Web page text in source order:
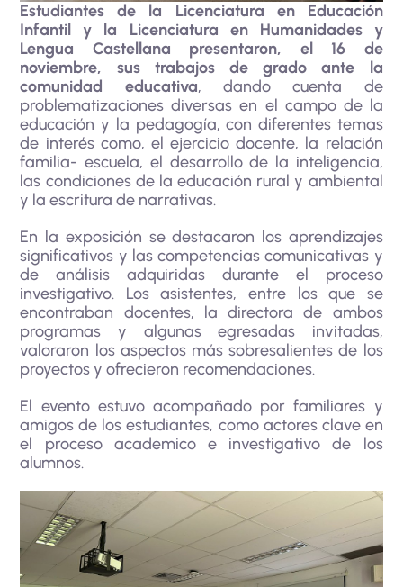
Estudiantes de la Licenciatura en Educación
Infantil y la Licenciatura en Humanidades y
Lengua Castellana presentaron, el 16 de
noviembre, sus trabajos de grado ante la
comunidad educativa, dando cuenta de
problematizaciones diversas en el campo de la
educación y la pedagogía, con diferentes temas
de interés como, el ejercicio docente, la relación
familia- escuela, el desarrollo de la inteligencia,
las condiciones de la educación rural y ambiental
y la escritura de narrativas.
En la exposición se destacaron los aprendizajes
significativos y las competencias comunicativas y
de análisis adquiridas durante el proceso
investigativo. Los asistentes, entre los que se
encontraban docentes, la directora de ambos
programas y algunas egresadas invitadas,
valoraron los aspectos más sobresalientes de los
proyectos y ofrecieron recomendaciones.
El evento estuvo acompañado por familiares y
amigos de los estudiantes, como actores clave en
el proceso academico e investigativo de los
alumnos.